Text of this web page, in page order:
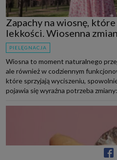
Zapachy na wiosnę,
lekkości. Wiosenna
PIELĘGNACJA
Wiosna to moment naturalnego
ale również w codziennym
które sprzyjają wyciszeniu,
pojawia się wyraźna potrzeba